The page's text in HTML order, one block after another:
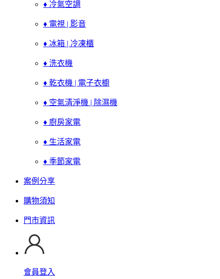
♦ 冷氣空調
♦ 電視 | 影音
♦ 冰箱 | 冷凍櫃
♦ 洗衣機
♦ 乾衣機 | 電子衣櫥
♦ 空氣清淨機 | 除濕機
♦ 廚房家電
♦ 生活家電
♦ 季節家電
案例分享
購物須知
門市資訊
會員登入